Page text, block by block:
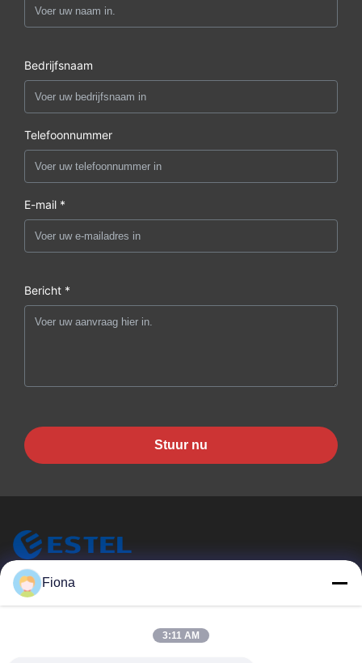
Bedrijfsnaam
Telefoonnummer
E-mail *
Bericht *
Stuur nu
ESTEL (GUANGDONG) TECHNOLOGY CO., LTD.
Fiona
3:11 AM